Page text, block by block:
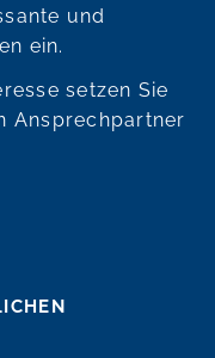
und
ein.
setzen Sie
Ansprechpartner